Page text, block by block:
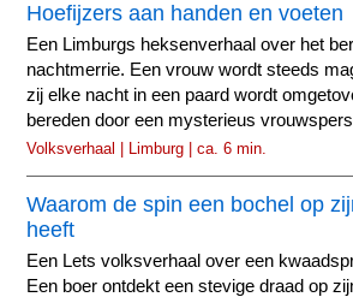
Hoefijzers aan handen en voeten
Een Limburgs heksenverhaal over het
nachtmerrie. Een vrouw wordt steeds
zij elke nacht in een paard wordt
bereden door een mysterieus
Volksverhaal | Limburg | ca. 6 min.
Waarom de spin een bochel op
heeft
Een Lets volksverhaal over een
Een boer ontdekt een stevige draad op